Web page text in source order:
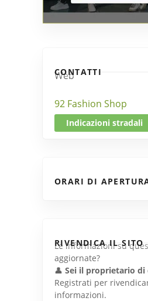
CONTATTI
Web
92 Fashion Shop
Indicazioni stradali
ORARI DI
RIVENDICA IL SITO
Le informazioni su
aggiornate?
👤 Sei il proprietario di
Registrati per
informazioni.